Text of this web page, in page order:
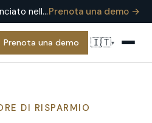
TradeOS public v1 sarà lanciato nell'estate 2026 — già in produzione presso EDMA Group oggi. Prenota una demo per vederlo in una operazione reale.Prenota una demo →
Prenota una demo 🇮🇹▾
DI RISPARMIO